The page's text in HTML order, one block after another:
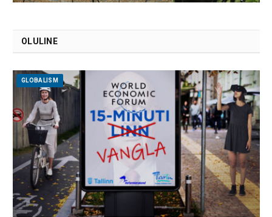
OLULINE
GLOBALISM